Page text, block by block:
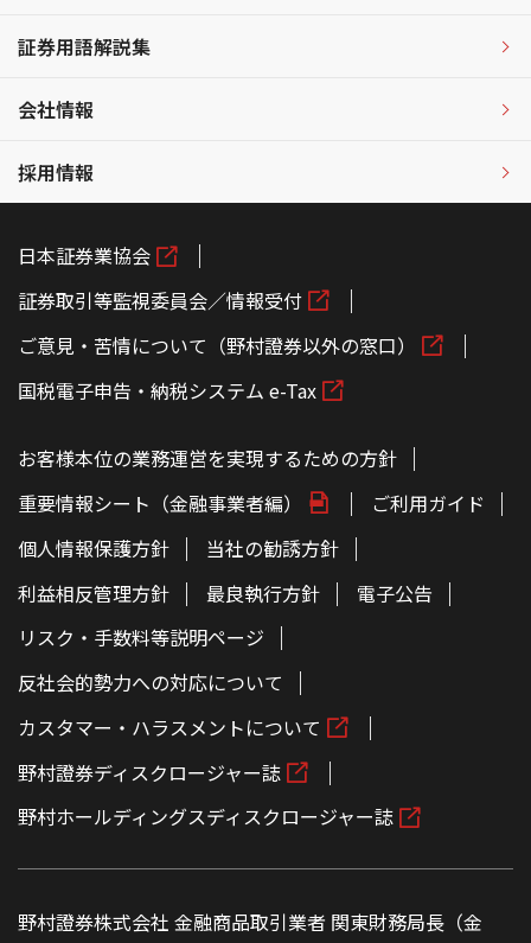
証券用語解説集
会社情報
採用情報
日本証券業協会
証券取引等監視委員会／情報受付
ご意見・苦情について（野村證券以外の窓口）
国税電子申告・納税システム e-Tax
お客様本位の業務運営を実現するための方針
重要情報シート（金融事業者編）
ご利用ガイド
個人情報保護方針
当社の勧誘方針
利益相反管理方針
最良執行方針
電子公告
リスク・手数料等説明ページ
反社会的勢力への対応について
カスタマー・ハラスメントについて
野村證券ディスクロージャー誌
野村ホールディングスディスクロージャー誌
野村證券株式会社 金融商品取引業者 関東財務局長（金